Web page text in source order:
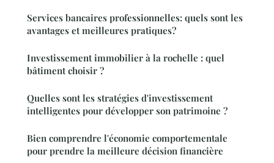
Services bancaires professionnelles: quels sont les
avantages et meilleures pratiques?
Investissement immobilier à la rochelle : quel
bâtiment choisir ?
Quelles sont les stratégies d'investissement
intelligentes pour développer son patrimoine ?
Bien comprendre l'économie comportementale
pour prendre la meilleure décision financière